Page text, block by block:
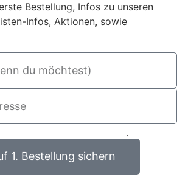
Bestellung, Infos zu unseren
Infos, Aktionen, sowie
.
1. Bestellung sichern